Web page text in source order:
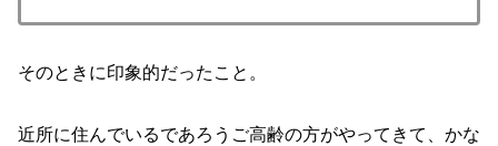
そのときに印象的だったこと。
近所に住んでいるであろうご高齢の方がやってきて、かな